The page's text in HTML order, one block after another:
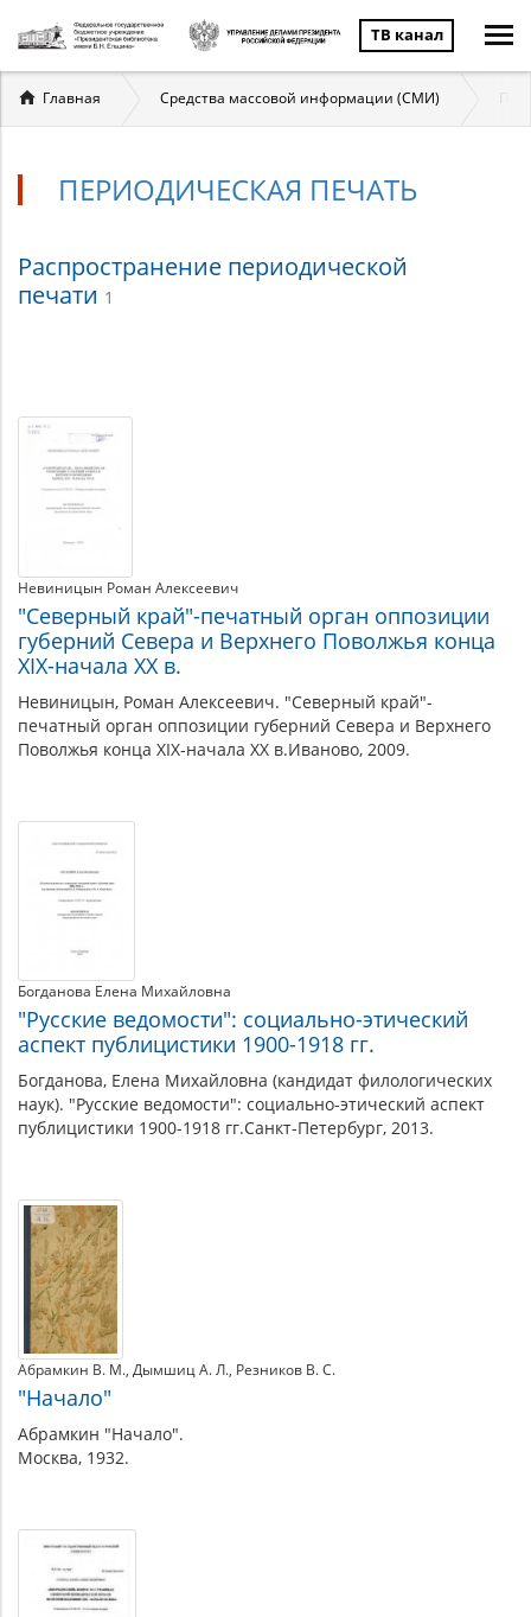
ТВ канал
Вы
здесь
Главная Средства массовой информации (СМИ)
ПЕРИОДИЧЕСКАЯ ПЕЧАТЬ
Периодическая
печать
Распространение периодической
печати 1
Материалы
по
теме
Невиницын Роман Алексеевич
"Северный край"-печатный орган оппозиции
губерний Севера и Верхнего Поволжья конца
XIX-начала XX в.
Невиницын, Роман Алексеевич. "Северный край"-
печатный орган оппозиции губерний Севера и Верхнего
Поволжья конца XIX-начала XX в.Иваново, 2009.
Богданова Елена Михайловна
"Русские ведомости": социально-этический
аспект публицистики 1900-1918 гг.
Богданова, Елена Михайловна (кандидат филологических
наук). "Русские ведомости": социально-этический аспект
публицистики 1900-1918 гг.Санкт-Петербург, 2013.
Абрамкин В. М. Дымшиц А. Л. Резников В. С.
"Начало"
Абрамкин "Начало".
Москва, 1932.